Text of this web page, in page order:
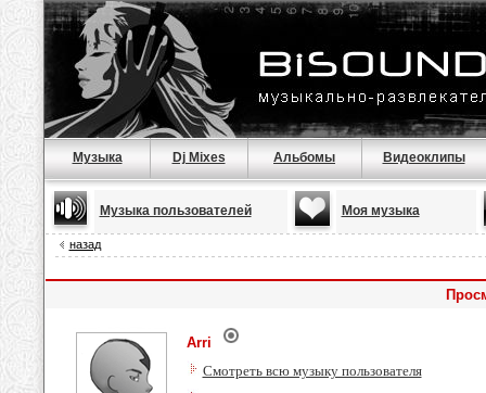
Музыка Dj Mixes Альбомы Видеоклипы
Музыка пользователей Моя музыка
назад
Arri
Смотреть всю музыку пользователя